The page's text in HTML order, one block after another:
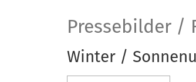
Pressebilder /
Winter /